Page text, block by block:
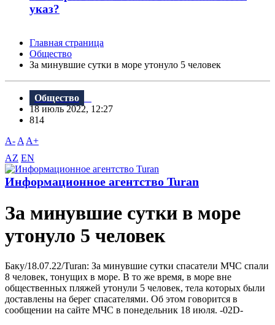
указ?
Главная страница
Общество
За минувшие сутки в море утонуло 5 человек
Общество
18 июль 2022, 12:27
814
A- A A+
AZ EN
Информационное агентство Turan
За минувшие сутки в море
утонуло 5 человек
Баку/18.07.22/Turan: За минувшие сутки спасатели МЧС спали
8 человек, тонущих в море. В то же время, в море вне
общественных пляжей утонули 5 человек, тела которых были
доставлены на берег спасателями. Об этом говорится в
сообщении на сайте МЧС в понедельник 18 июля. -02D-